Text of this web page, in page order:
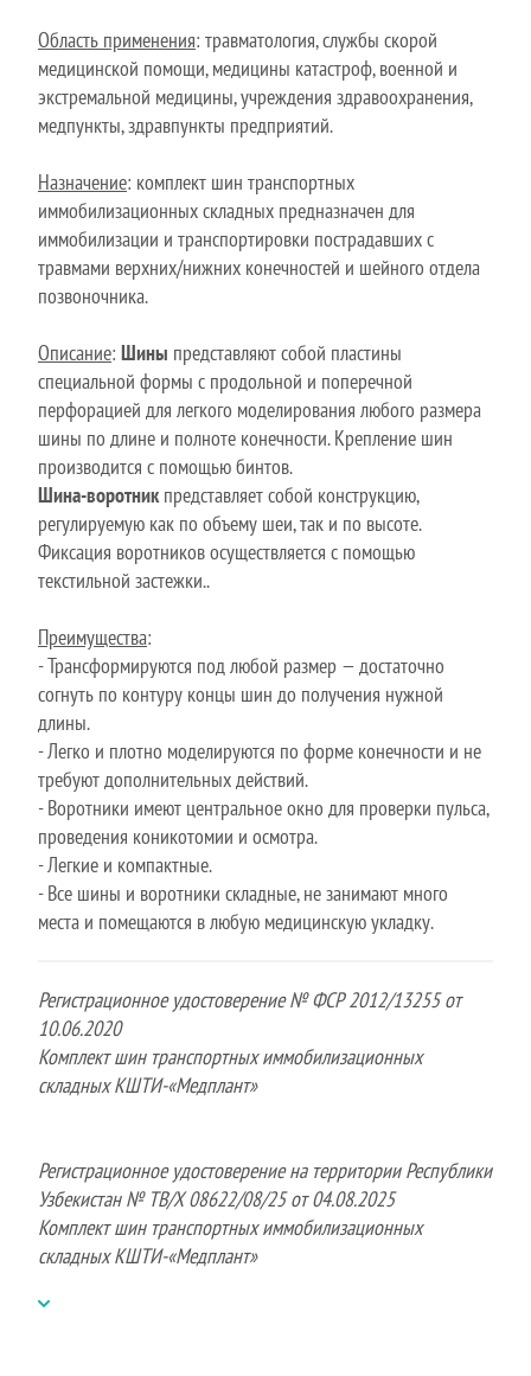
Область применения: травматология, службы скорой
медицинской помощи, медицины катастроф, военной и
экстремальной медицины, учреждения здравоохранения,
медпункты, здравпункты предприятий.
Назначение: комплект шин транспортных
иммобилизационных складных предназначен для
иммобилизации и транспортировки пострадавших с
травмами верхних/нижних конечностей и шейного отдела
позвоночника.
Описание: Шины представляют собой пластины
специальной формы с продольной и поперечной
перфорацией для легкого моделирования любого размера
шины по длине и полноте конечности. Крепление шин
производится с помощью бинтов.
Шина-воротникпредставляет собой конструкцию,
регулируемую как по объему шеи, так и по высоте.
Фиксация воротников осуществляется с помощью
текстильной застежки..
Преимущества:
- Трансформируются под любой размер — достаточно
согнуть по контуру концы шин до получения нужной
длины.
- Легко и плотно моделируются по форме конечности и не
требуют дополнительных действий.
- Воротники имеют центральное окно для проверки пульса,
проведения коникотомии и осмотра.
- Легкие и компактные.
- Все шины и воротники складные, не занимают много
места и помещаются в любую медицинскую укладку.
Регистрационное удостоверение № ФСР 2012/13255 от
10.06.2020
Комплект шин транспортных иммобилизационных
складных КШТИ-«Медплант»
Регистрационное удостоверение на территории Республики
Узбекистан № ТВ/Х 08622/08/25 от 04.08.2025
Комплект шин транспортных иммобилизационных
складных КШТИ-«Медплант»